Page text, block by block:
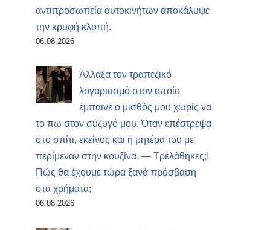
αντιπροσωπεία αυτοκινήτων αποκάλυψε
την κρυφή κλοπή.
06.08.2026
Άλλαξα τον τραπεζικό
λογαριασμό στον οποίο
έμπαινε ο μισθός μου χωρίς να
το πω στον σύζυγό μου. Όταν επέστρεψα
στο σπίτι, εκείνος και η μητέρα του με
περίμεναν στην κουζίνα. — Τρελάθηκες;!
Πώς θα έχουμε τώρα ξανά πρόσβαση
στα χρήματα;
06.08.2026